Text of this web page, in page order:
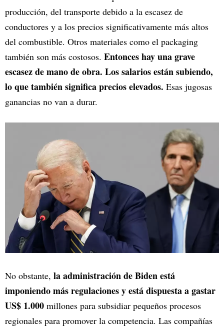
producción, del transporte debido a la escasez de
conductores y a los precios significativamente más altos
del combustible. Otros materiales como el packaging
también son más costosos. Entonces hay una grave
escasez de mano de obra. Los salarios están subiendo,
lo que también significa precios elevados. Esas jugosas
ganancias no van a durar.
No obstante, la administración de Biden está
imponiendo más regulaciones y está dispuesta a gastar
US$ 1.000 millones para subsidiar pequeños procesos
regionales para promover la competencia. Las compañías